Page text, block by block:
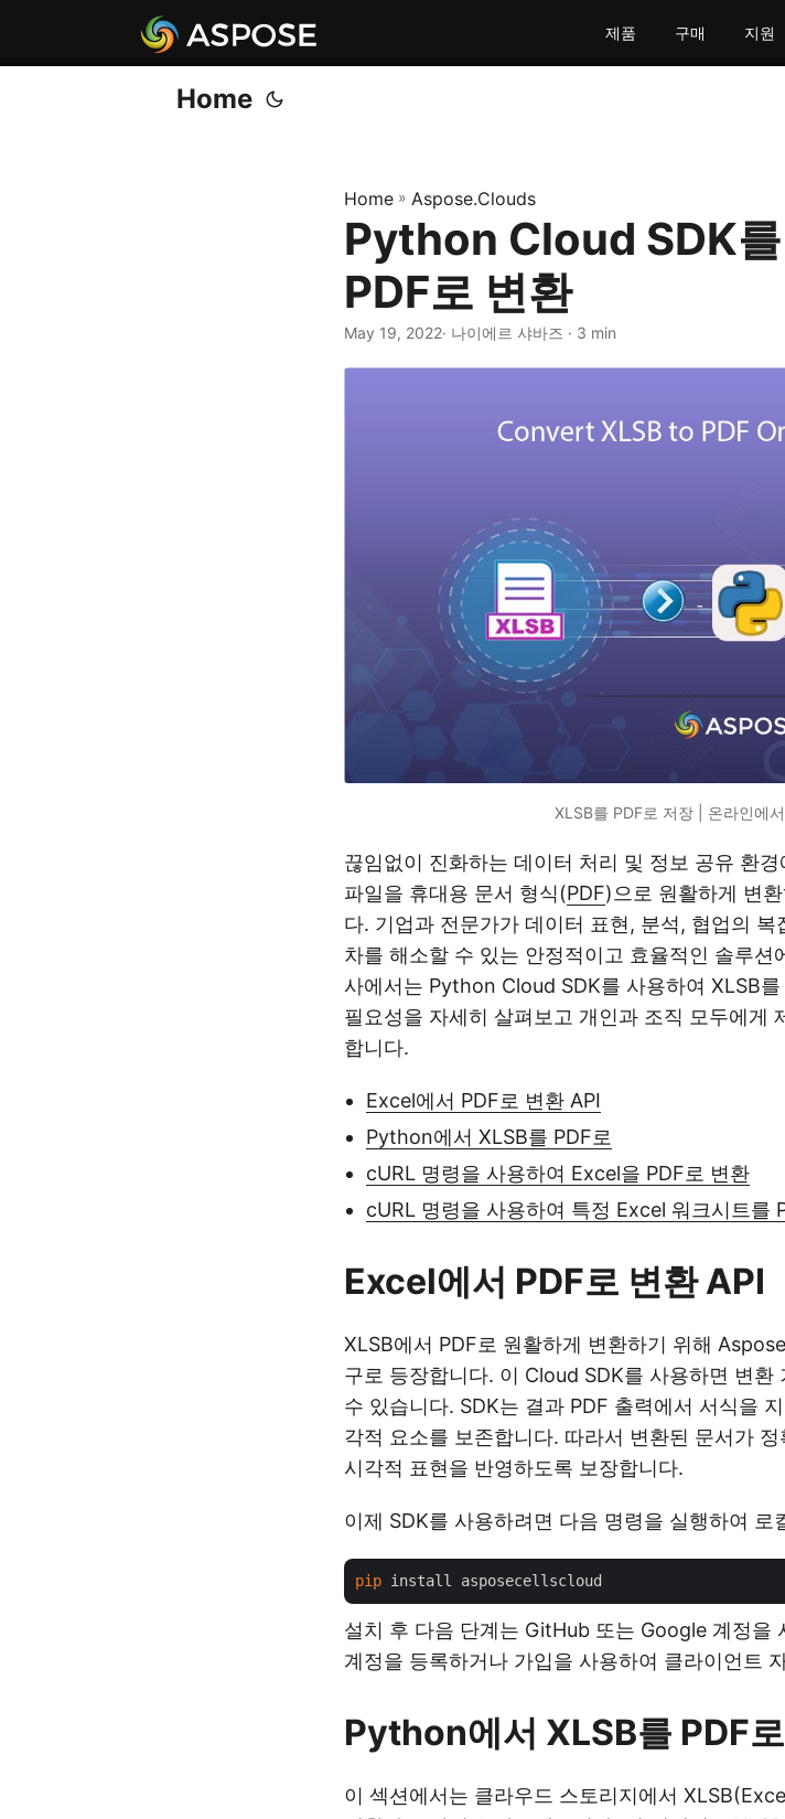
제품 구매 지원
Home
Home » Aspose.Clouds
Python Cloud SDK
PDF로 변환
May 19, 2022· 나이에르 샤바즈 · 3 min
XLSB를 PDF로 저장 | 온라인에
끊임없이 진화하는 데이터 처리 및 정보 공유 환
파일을 휴대용 문서 형식(PDF)으로 원활하게 변
다. 기업과 전문가가 데이터 표현, 분석, 협업의
차를 해소할 수 있는 안정적이고 효율적인 솔루
사에서는 Python Cloud SDK를 사용하여 XLSB
필요성을 자세히 살펴보고 개인과 조직 모두에게
합니다.
Excel에서 PDF로 변환 API
Python에서 XLSB를 PDF로
cURL 명령을 사용하여 Excel을 PDF로 변환
cURL 명령을 사용하여 특정 Excel 워크시트를
Excel에서 PDF로 변환 API
XLSB에서 PDF로 원활하게 변환하기 위해
구로 등장합니다. 이 Cloud SDK를 사용하면 변
수 있습니다. SDK는 결과 PDF 출력에서 서식을
각적 요소를 보존합니다. 따라서 변환된 문서가
시각적 표현을 반영하도록 보장합니다.
이제 SDK를 사용하려면 다음 명령을 실행하여 로
pip
설치 후 다음 단계는 GitHub 또는 Google 계정을
계정을 등록하거나 가입을 사용하여 클라이언트
Python에서 XLSB를 PDF로
이 섹션에서는 클라우드 스토리지에서